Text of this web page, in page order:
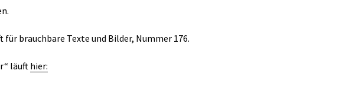
für brauchbare Texte und Bilder, Nummer 176.
läuft hier: